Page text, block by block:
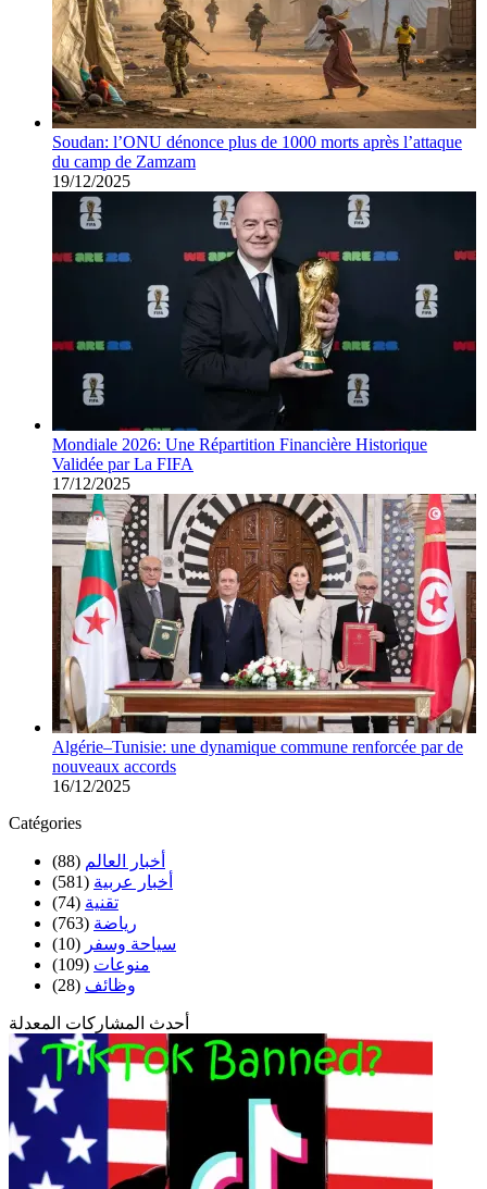
Soudan: l’ONU dénonce plus de 1000 morts après l’attaque
du camp de Zamzam
19/12/2025
Mondiale 2026: Une Répartition Financière Historique
Validée par La FIFA
17/12/2025
Algérie–Tunisie: une dynamique commune renforcée par de
nouveaux accords
16/12/2025
Catégories
أخبار العالم (88)
أخبار عربية (581)
تقنية (74)
رياضة (763)
سياحة وسفر (10)
منوعات (109)
وظائف (28)
أحدث المشاركات المعدلة